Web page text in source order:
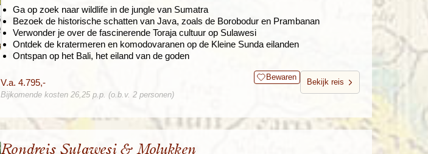
Ga op zoek naar wildlife in de jungle van Sumatra
Bezoek de historische schatten van Java, zoals de Borobodur en Prambanan
Verwonder je over de fascinerende Toraja cultuur op Sulawesi
Ontdek de kratermeren en komodovaranen op de Kleine Sunda eilanden
Ontspan op het Bali, het eiland van de goden
V.a. 4.795,- Bewaren
Bekijk reis
Bijkomende kosten 26,25 p.p. (o.b.v. 2 personen)
Rondreis Sulawesi & Molukken